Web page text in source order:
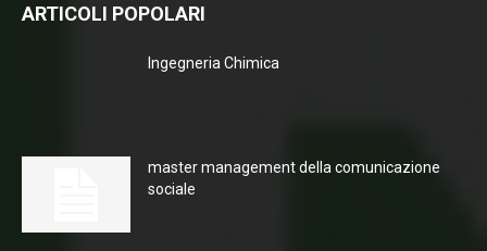
ARTICOLI POPOLARI
Ingegneria Chimica
master management della comunicazione
sociale